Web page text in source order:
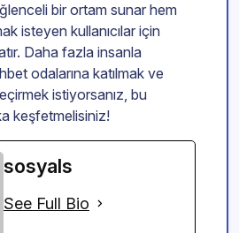
bir ortam sunar hem
isteyen kullanıcılar için
Daha fazla insanla
odalarına katılmak ve
istiyorsanız, bu
keşfetmelisiniz!
sosyals
See Full Bio